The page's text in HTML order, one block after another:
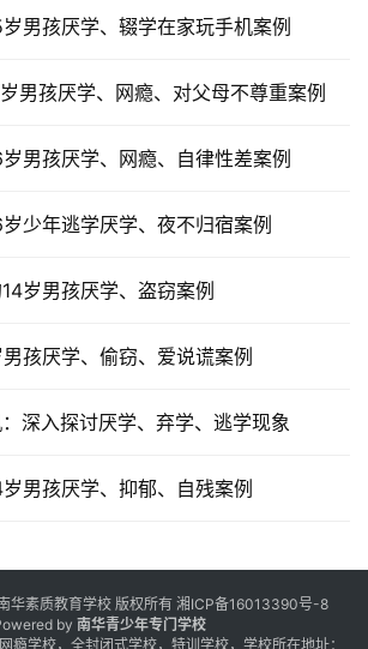
男孩厌学、辍学在家玩手机案例
男孩厌学、网瘾、对父母不尊重案例
男孩厌学、网瘾、自律性差案例
少年逃学厌学、夜不归宿案例
岁男孩厌学、盗窃案例
孩厌学、偷窃、爱说谎案例
深入探讨厌学、弃学、逃学现象
男孩厌学、抑郁、自残案例
素质教育学校 版权所有 湘ICP备16013390号-8
by 南华青少年专门学校
瘾学校，全封闭式学校，特训学校，学校所在地址：